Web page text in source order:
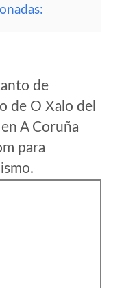
de
de O Xalo del
A Coruña
para